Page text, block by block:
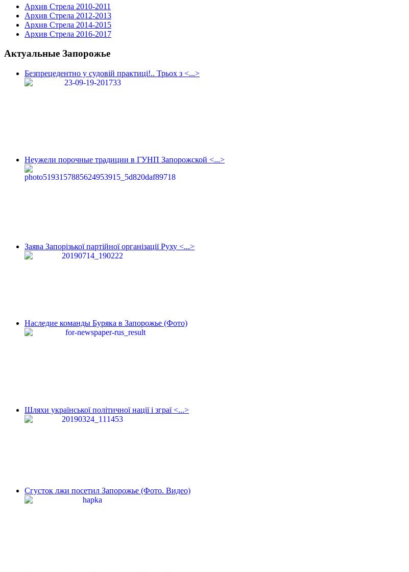
Архив Стрела 2010-2011
Архив Стрела 2012-2013
Архив Стрела 2014-2015
Архив Стрела 2016-2017
Актуальные Запорожье
Безпрецедентно у судовій практиці!.. Трьох з <...>
Неужели порочные традиции в ГУНП Запорожской <...>
Заява Запорізької партійної організації Руху <...>
Наследие команды Буряка в Запорожье (Фото)
Шляхи української політичної нації і зграї <...>
Сгусток лжи посетил Запорожье (Фото. Видео)